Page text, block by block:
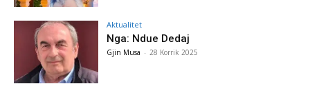
Aktualitet
Nga: Ndue Dedaj
Gjin Musa - 28 Korrik 2025